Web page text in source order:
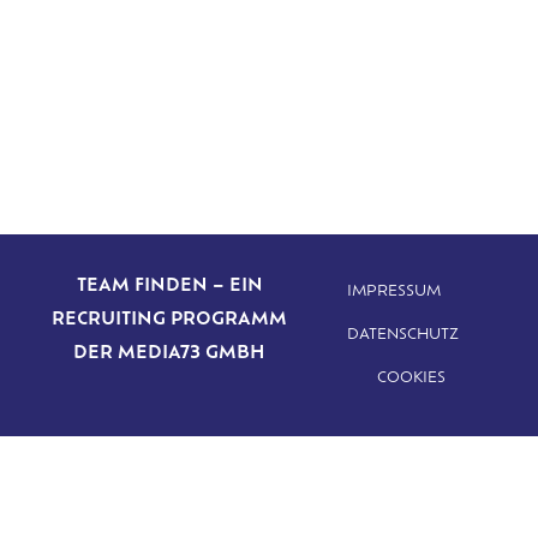
TEAM FINDEN – EIN
RECRUITING PROGRAMM
DER MEDIA73 GMBH
IMPRESSUM
DATENSCHUTZ
COOKIES